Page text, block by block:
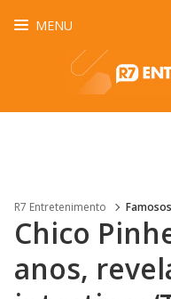
MENU
R7 Entretenimento
Chico
anos,